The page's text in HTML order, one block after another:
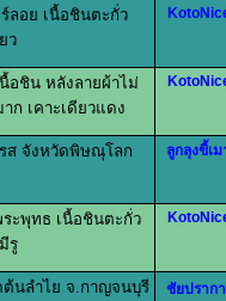
ลอย เนื้อชินตะกั่ว
ว
อชิน หลังลายผ้าไม่
ก เคาะเดียวแดง
ส จังหวัดพิษณุโลก ลูกลุงขี้เม
ะพุทธ เนื้อชินตะกั่ว
รู
ต้นลำไย จ.กาญจนบุรี
ชัยปราก